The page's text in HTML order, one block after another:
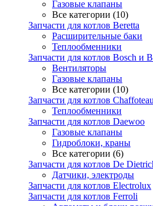
Газовые клапаны
Все категории (10)
Запчасти для котлов Beretta
Расширительные баки
Теплообменники
Запчасти для котлов Bosch и
Вентиляторы
Газовые клапаны
Все категории (10)
Запчасти для котлов
Теплообменники
Запчасти для котлов Daewoo
Газовые клапаны
Гидроблоки, краны
Все категории (6)
Запчасти для котлов De
Датчики, электроды
Запчасти для котлов Electrolux
Запчасти для котлов Ferroli